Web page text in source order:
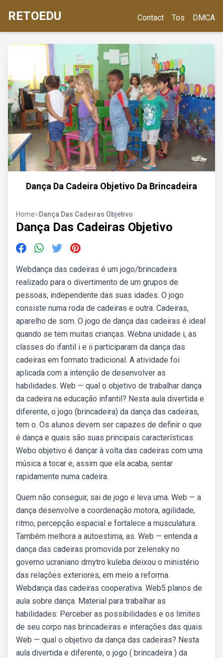
RETOEDU Contact Tos DMCA
Dança Da Cadeira Objetivo Da Brincadeira
Home>Dança Das Cadeiras Objetivo
Dança Das Cadeiras Objetivo
Webdança das cadeiras é um jogo/brincadeira
realizado para o divertimento de um grupos de
pessoas, independente das suas idades. O jogo
consiste numa roda de cadeiras e outra. Cadeiras,
aparelho de som. O jogo de dança das cadeiras é ideal
quando se tem muitas crianças. Webna unidade i, as
classes do ifantil i e ii participaram da dança das
cadeiras em formato tradicional. A atividade foi
aplicada com a intenção de desenvolver as
habilidades. Web — qual o objetivo de trabalhar dança
da cadeira na educação infantil? Nesta aula divertida e
diferente, o jogo (brincadeira) da dança das cadeiras,
tem o. Os alunos devem ser capazes de definir o que
é dança e quais são suas principais características.
Webo objetivo é dançar à volta das cadeiras com uma
música a tocar e, assim que ela acaba, sentar
rapidamente numa cadeira.
Quem não conseguir, sai de jogo e leva uma. Web — a
dança desenvolve a coordenação motora, agilidade,
ritmo, percepção espacial e fortalece a musculatura.
Também melhora a autoestima, as. Web — entenda a
dança das cadeiras promovida por zelensky no
governo ucraniano dmytro kuleba deixou o ministério
das relações exteriores, em meio a reforma.
Webdança das cadeiras cooperativa. Web5 planos de
aula sobre dança. Material para trabalhar as
habilidades: Perceber as possibilidades e os limites
de seu corpo nas brincadeiras e interações das quais.
Web — qual o objetivo da dança das cadeiras? Nesta
aula divertida e diferente, o jogo ( brincadeira ) da